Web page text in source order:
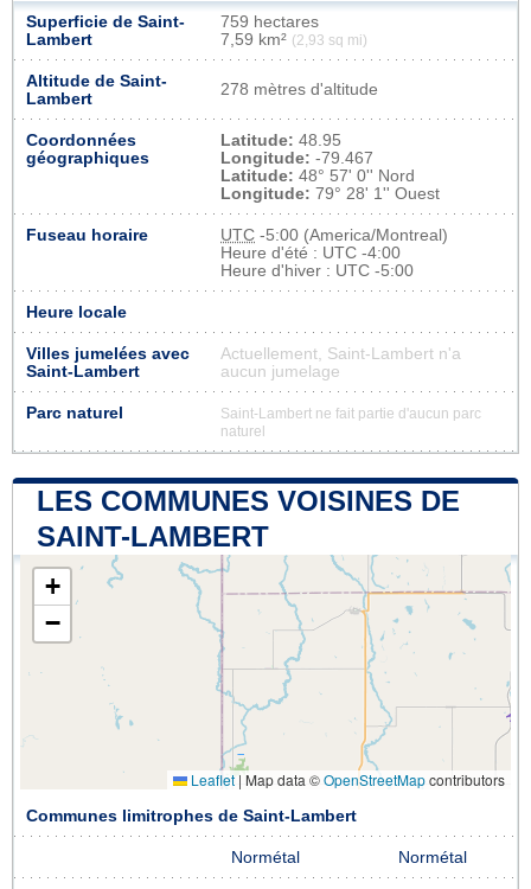
Superficie de Saint-
Lambert
759 hectares
7,59 km² (2,93 sq mi)
Altitude de Saint-
Lambert
278 mètres d'altitude
Coordonnées
géographiques
Latitude: 48.95
Longitude: -79.467
Latitude: 48° 57' 0'' Nord
Longitude: 79° 28' 1'' Ouest
Fuseau horaire UTC -5:00 (America/Montreal)
Heure d'été : UTC -4:00
Heure d'hiver : UTC -5:00
Heure locale
Villes jumelées avec
Saint-Lambert
Actuellement, Saint-Lambert n'a
aucun jumelage
Parc naturel
Saint-Lambert ne fait partie d'aucun parc
naturel
LES COMMUNES VOISINES DE
SAINT-LAMBERT
+
−
Leaflet | Map data ©OpenStreetMapcontributors
Communes limitrophes de Saint-Lambert
Normétal Normétal